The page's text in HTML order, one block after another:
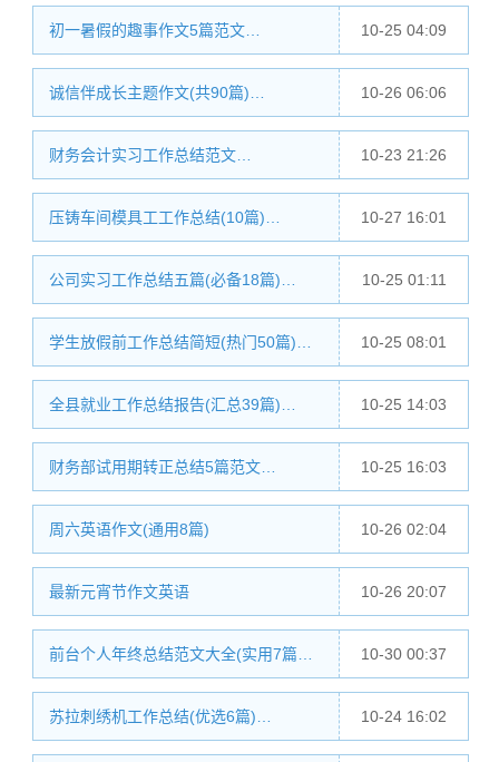
初一暑假的趣事作文5篇范文… 10-25 04:09
诚信伴成长主题作文(共90篇)… 10-26 06:06
财务会计实习工作总结范文… 10-23 21:26
压铸车间模具工工作总结(10篇)… 10-27 16:01
公司实习工作总结五篇(必备18篇)… 10-25 01:11
学生放假前工作总结简短(热门50篇)… 10-25 08:01
全县就业工作总结报告(汇总39篇)… 10-25 14:03
财务部试用期转正总结5篇范文… 10-25 16:03
周六英语作文(通用8篇) 10-26 02:04
最新元宵节作文英语 10-26 20:07
前台个人年终总结范文大全(实用7篇… 10-30 00:37
苏拉刺绣机工作总结(优选6篇)… 10-24 16:02